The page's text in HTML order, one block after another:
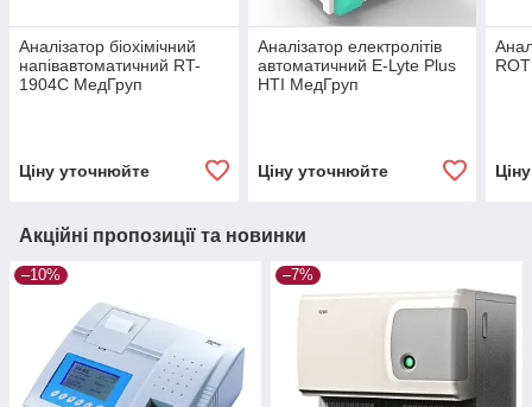
Аналізатор біохімічний
напівавтоматичний RT-
1904C МедГруп
Ціну уточнюйте
Аналізатор електролітів
автоматичний E-Lyte Plus
HTI МедГруп
Ціну уточнюйте
Акційні пропозиції та новинки
–10% –7%